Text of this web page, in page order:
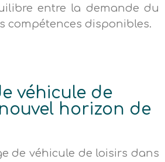
entre la demande du
compétences disponibles.
véhicule de
horizon de
de véhicule de loisirs dans